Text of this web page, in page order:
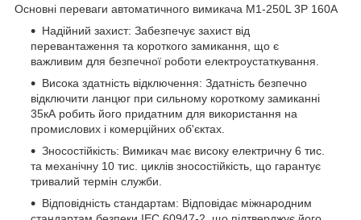
Основні переваги автоматичного вимикача M1-250L 3P 160A
Надійний захист: Забезпечує захист від
перевантаження та короткого замикання, що є
важливим для безпечної роботи електроустаткування.
Висока здатність відключення: Здатність безпечно
відключити ланцюг при сильному короткому замиканні
35кА робить його придатним для використання на
промислових і комерційних об'єктах.
Зносостійкість: Вимикач має високу електричну 6 тис.
та механічну 10 тис. циклів зносостійкість, що гарантує
тривалий термін служби.
Відповідність стандартам: Відповідає міжнародним